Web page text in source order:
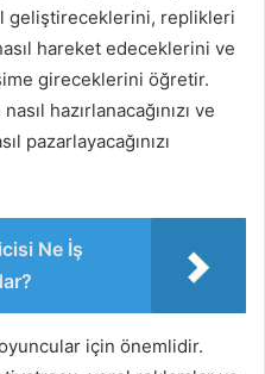
geliştireceklerini, replikleri
hareket edeceklerini ve
gireceklerini öğretir.
hazırlanacağınızı ve
pazarlayacağınızı
Ne İş
için önemlidir.